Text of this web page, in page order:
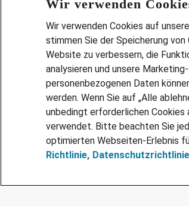
Wir verwenden
Wir verwenden Cookies auf
stimmen Sie der Speicherung
Website zu verbessern, die
analysieren und unsere
personenbezogenen Daten
werden. Wenn Sie auf „Alle
unbedingt erforderlichen Cookies
verwendet. Bitte beachten Sie
optimierten Webseiten-Erlebnis
Richtlinie, Datenschutzrichtlinie